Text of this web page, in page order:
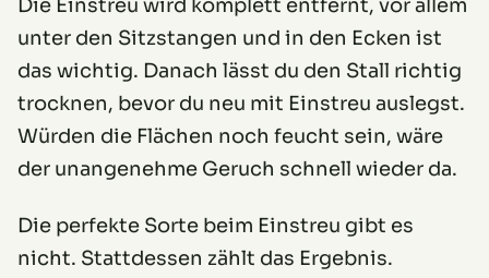
Die Einstreu wird komplett entfernt, vor allem
unter den Sitzstangen und in den Ecken ist
das wichtig. Danach lässt du den Stall richtig
trocknen, bevor du neu mit Einstreu auslegst.
Würden die Flächen noch feucht sein, wäre
der unangenehme Geruch schnell wieder da.
Die perfekte Sorte beim Einstreu gibt es
nicht. Stattdessen zählt das Ergebnis.